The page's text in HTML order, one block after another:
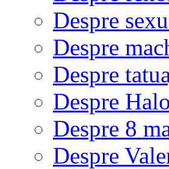
Despre
Despre
Despre
Despre
Despre 8
Despre